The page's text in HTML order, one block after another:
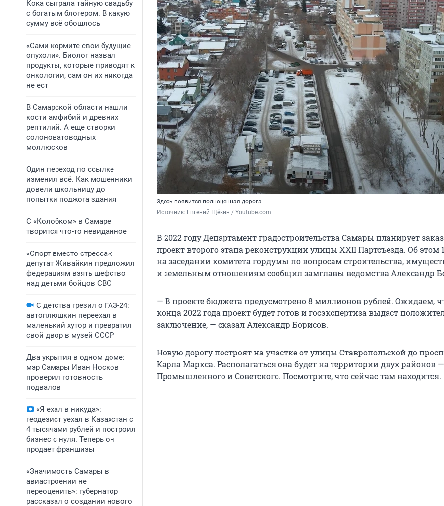
Кока сыграла тайную свадьбу
с богатым блогером. В какую
сумму всё обошлось
«Сами кормите свои будущие
опухоли». Биолог назвал
продукты, которые приводят к
онкологии, сам он их никогда
не ест
В Самарской области нашли
кости амфибий и древних
рептилий. А еще створки
солоноватоводных
моллюсков
Один переход по ссылке
изменил всё. Как мошенники
довели школьницу до
попытки поджога здания
С «Колобком» в Самаре
творится что-то невиданное
«Спорт вместо стресса»:
депутат Живайкин предложил
федерациям взять шефство
над детьми бойцов СВО
С детства грезил о ГАЗ-24:
автоплюшкин переехал в
маленький хутор и превратил
свой двор в музей СССР
Два укрытия в одном доме:
мэр Самары Иван Носков
проверил готовность
подвалов
«Я ехал в никуда»:
геодезист уехал в Казахстан с
4 тысячами рублей и построил
бизнес с нуля. Теперь он
продает франшизы
«Значимость Самары в
авиастроении не
переоценить»: губернатор
рассказал о создании нового
Здесь появится полноценная дорога
Источник: Евгений Щёкин / Youtube.com
В 2022 году Департамент градостроительства Самары планирует
проект второго этапа реконструкции улицы XXII Партсъезда. Об этом
на заседании комитета гордумы по вопросам строительства,
и земельным отношениям сообщил замглавы ведомства Александр
— В проекте бюджета предусмотрено 8 миллионов рублей. Ожидаем,
конца 2022 года проект будет готов и госэкспертиза выдаст
заключение, — сказал Александр Борисов.
Новую дорогу построят на участке от улицы Ставропольской до
Карла Маркса. Располагаться она будет на территории двух районов —
Промышленного и Советского. Посмотрите, что сейчас там находится.